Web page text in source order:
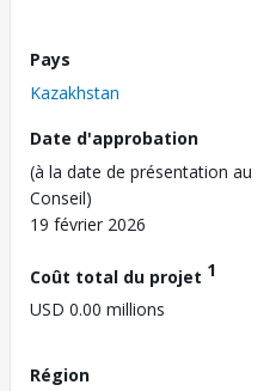
Pays
Kazakhstan
Date d'approbation
(à la date de présentation au
Conseil)
19 février 2026
Coût total du projet 1
USD 0.00 millions
Région